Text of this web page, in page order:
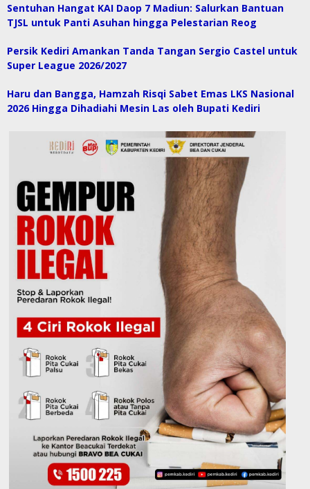
Sentuhan Hangat KAI Daop 7 Madiun: Salurkan Bantuan
TJSL untuk Panti Asuhan hingga Pelestarian Reog
Persik Kediri Amankan Tanda Tangan Sergio Castel untuk
Super League 2026/2027
Haru dan Bangga, Hamzah Risqi Sabet Emas LKS Nasional
2026 Hingga Dihadiahi Mesin Las oleh Bupati Kediri